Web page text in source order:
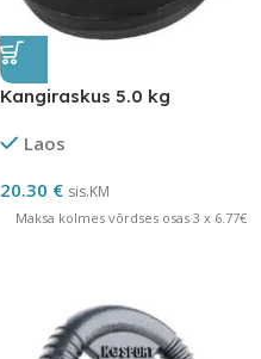
Kangiraskus 5.0 kg
Laos
20.30 € sis.KM
Maksa kolmes võrdses osas 3 x 6.77€